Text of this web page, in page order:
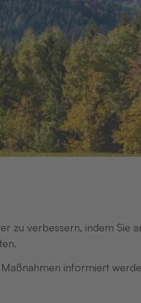
zu verbessern, indem Sie
informiert